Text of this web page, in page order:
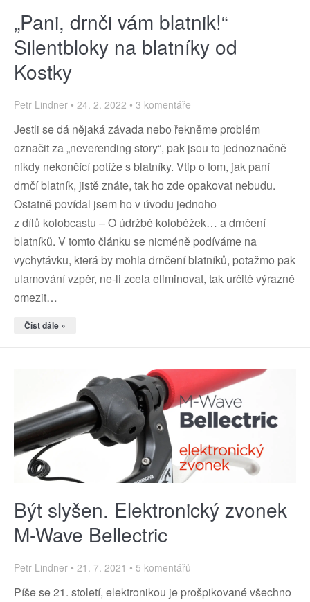
„Pani, drnči vám blatnik!“
Silentbloky na blatníky od
Kostky
Petr Lindner 24. 2. 2022 3 komentáře
Jestli se dá nějaká závada nebo řekněme problém
označit za „neverending story“, pak jsou to jednoznačně
nikdy nekončící potíže s blatníky. Vtip o tom, jak paní
drnčí blatník, jistě znáte, tak ho zde opakovat nebudu.
Ostatně povídal jsem ho v úvodu jednoho
z dílů kolobcastu – O údržbě koloběžek… a drnčení
blatníků. V tomto článku se nicméně podíváme na
vychytávku, která by mohla drnčení blatníků, potažmo pak
ulamování vzpěr, ne-li zcela eliminovat, tak určitě výrazně
omezit…
Číst dále »
Být slyšen. Elektronický zvonek
M-Wave Bellectric
Petr Lindner 21. 7. 2021 5 komentářů
Píše se 21. století, elektronikou je prošpikované všechno